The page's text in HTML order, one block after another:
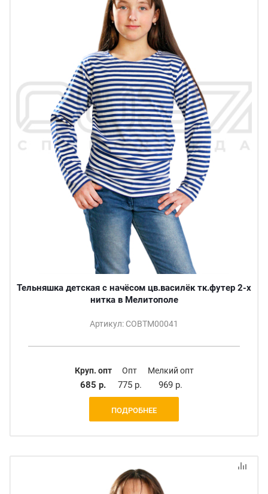
Тельняшка детская с начёсом цв.василёк тк.футер 2-х
нитка в Мелитополе
Артикул: СОВТМ00041
Круп. опт
685 р.
Опт
775 р.
Мелкий опт
969 р.
ПОДРОБНЕЕ